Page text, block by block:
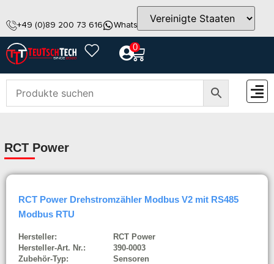
+49 (0)89 200 73 616 WhatsApp info@teutschtech.com
0
RCT Power
RCT Power Drehstromzähler Modbus V2 mit RS485
Modbus RTU
Hersteller:
RCT Power
Hersteller-Art. Nr.:
390-0003
Zubehör-Typ:
Sensoren